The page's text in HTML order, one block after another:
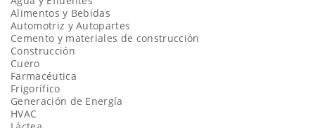
Alimentos y Bebidas
Automotriz y Autopartes
Cemento y materiales de construcción
Construcción
Cuero
Farmacéutica
Frigorífico
Generación de Energía
HVAC